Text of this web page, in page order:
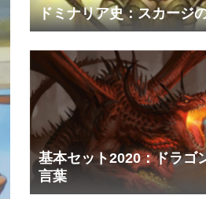
ドミナリア史：スカージ
基本セット2020：ドラゴ
言葉